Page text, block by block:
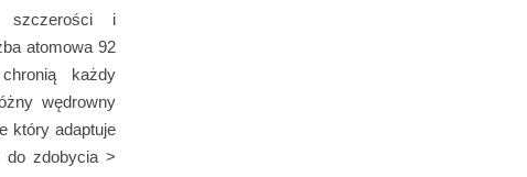
szczerości i
atomowa 92
każdy
wędrowny
który adaptuje
do zdobycia >